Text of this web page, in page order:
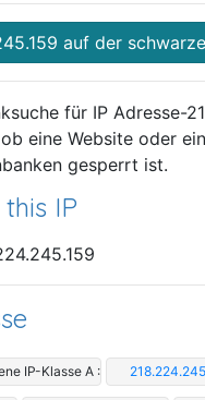
auf der
für IP Adresse-
eine Website oder
gesperrt ist.
IP
IP-Klasse A :